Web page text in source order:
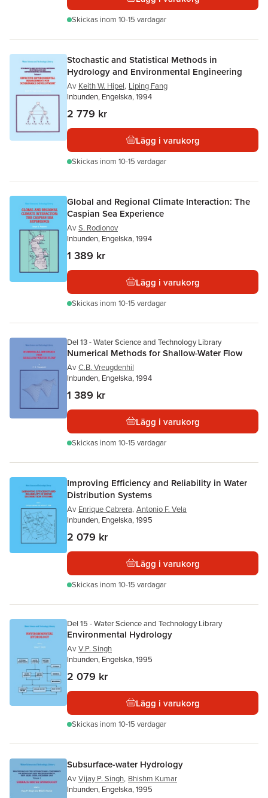
Skickas inom 10-15 vardagar
Stochastic and Statistical Methods in
Hydrology and Environmental Engineering
Av Keith W. Hipel, Liping Fang
Inbunden, Engelska, 1994
2 779 kr
Lägg i varukorg
Skickas inom 10-15 vardagar
Global and Regional Climate Interaction: The
Caspian Sea Experience
Av S. Rodionov
Inbunden, Engelska, 1994
1 389 kr
Lägg i varukorg
Skickas inom 10-15 vardagar
Del 13 - Water Science and Technology Library
Numerical Methods for Shallow-Water Flow
Av C.B. Vreugdenhil
Inbunden, Engelska, 1994
1 389 kr
Lägg i varukorg
Skickas inom 10-15 vardagar
Improving Efficiency and Reliability in Water
Distribution Systems
Av Enrique Cabrera, Antonio F. Vela
Inbunden, Engelska, 1995
2 079 kr
Lägg i varukorg
Skickas inom 10-15 vardagar
Del 15 - Water Science and Technology Library
Environmental Hydrology
Av V.P. Singh
Inbunden, Engelska, 1995
2 079 kr
Lägg i varukorg
Skickas inom 10-15 vardagar
Subsurface-water Hydrology
Av Vijay P. Singh, Bhishm Kumar
Inbunden, Engelska, 1995